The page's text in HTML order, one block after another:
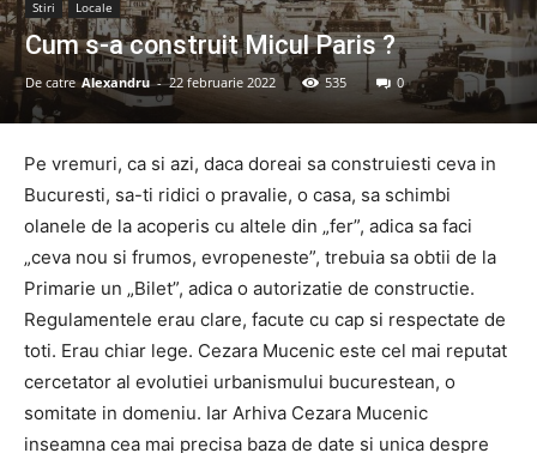
Stiri Locale
Cum s-a construit Micul Paris ?
De catre Alexandru - 22 februarie 2022 535 0
Pe vremuri, ca si azi, daca doreai sa construiesti ceva in
Bucuresti, sa-ti ridici o pravalie, o casa, sa schimbi
olanele de la acoperis cu altele din „fer”, adica sa faci
„ceva nou si frumos, evropeneste”, trebuia sa obtii de la
Primarie un „Bilet”, adica o autorizatie de constructie.
Regulamentele erau clare, facute cu cap si respectate de
toti. Erau chiar lege. Cezara Mucenic este cel mai reputat
cercetator al evolutiei urbanismului bucurestean, o
somitate in domeniu. Iar Arhiva Cezara Mucenic
inseamna cea mai precisa baza de date si unica despre